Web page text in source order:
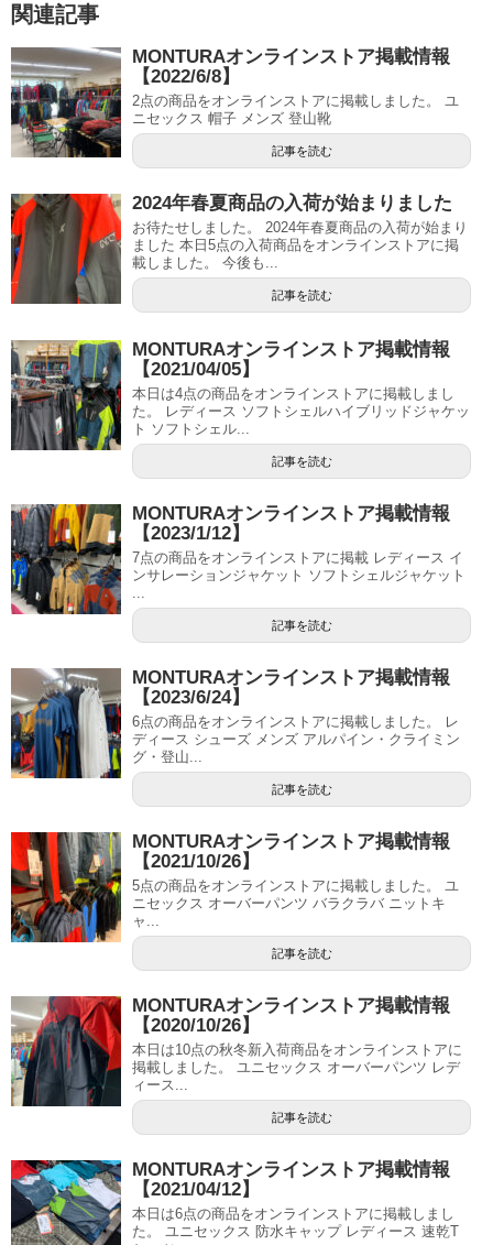
関連記事
MONTURAオンラインストア掲載情報
【2022/6/8】
2点の商品をオンラインストアに掲載しました。 ユ
ニセックス 帽子 メンズ 登山靴
記事を読む
2024年春夏商品の入荷が始まりました
お待たせしました。 2024年春夏商品の入荷が始まり
ました 本日5点の入荷商品をオンラインストアに掲
載しました。 今後も...
記事を読む
MONTURAオンラインストア掲載情報
【2021/04/05】
本日は4点の商品をオンラインストアに掲載しまし
た。 レディース ソフトシェルハイブリッドジャケッ
ト ソフトシェル...
記事を読む
MONTURAオンラインストア掲載情報
【2023/1/12】
7点の商品をオンラインストアに掲載 レディース イ
ンサレーションジャケット ソフトシェルジャケット
記事を読む
MONTURAオンラインストア掲載情報
【2023/6/24】
6点の商品をオンラインストアに掲載しました。 レ
ディース シューズ メンズ アルパイン・クライミン
グ・登山...
記事を読む
MONTURAオンラインストア掲載情報
【2021/10/26】
5点の商品をオンラインストアに掲載しました。 ユ
ニセックス オーバーパンツ バラクラバ ニットキ
ャ...
記事を読む
MONTURAオンラインストア掲載情報
【2020/10/26】
本日は10点の秋冬新入荷商品をオンラインストアに
掲載しました。 ユニセックス オーバーパンツ レデ
ィース...
記事を読む
MONTURAオンラインストア掲載情報
【2021/04/12】
本日は6点の商品をオンラインストアに掲載しまし
た。 ユニセックス 防水キャップ レディース 速乾T